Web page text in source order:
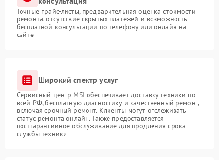
Точные прайс-листы, предварительная оценка стоимости
ремонта, отсутствие скрытых платежей и возможность
бесплатной консультации по телефону или онлайн на
сайте
Широкий спектр услуг
Сервисный центр MSI обеспечивает доставку техники по
всей РФ, бесплатную диагностику и качественный ремонт,
включая срочный ремонт. Клиенты могут отслеживать
статус ремонта онлайн. Также предоставляется
постгарантийное обслуживание для продления срока
службы техники